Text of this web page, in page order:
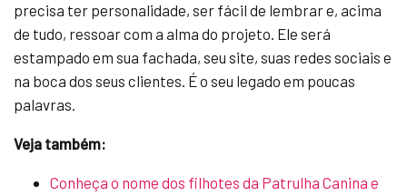
precisa ter personalidade, ser fácil de lembrar e, acima
de tudo, ressoar com a alma do projeto. Ele será
estampado em sua fachada, seu site, suas redes sociais e
na boca dos seus clientes. É o seu legado em poucas
palavras.
Veja também:
Conheça o nome dos filhotes da Patrulha Canina e